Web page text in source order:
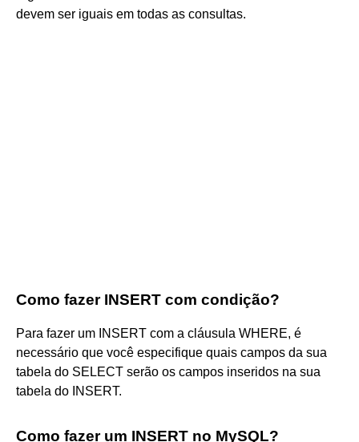
devem ser iguais em todas as consultas.
Como fazer INSERT com condição?
Para fazer um INSERT com a cláusula WHERE, é
necessário que você especifique quais campos da sua
tabela do SELECT serão os campos inseridos na sua
tabela do INSERT.
Como fazer um INSERT no MySQL?